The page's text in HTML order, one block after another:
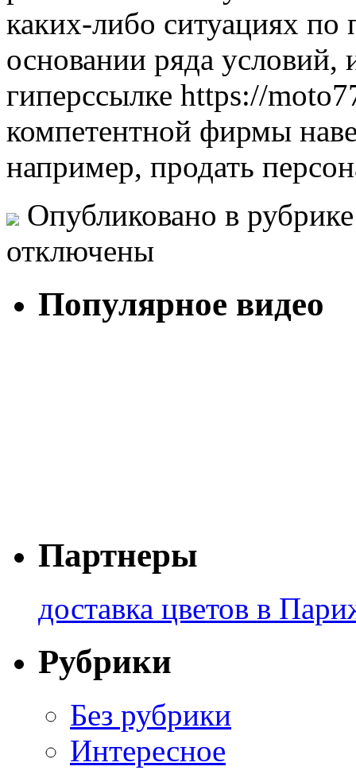
каких-либо ситуациях по
основании ряда
гиперссылке https://
компетентной фирмы
например, продать
Опубликовано в
отключены
Популярное видео
Партнеры
доставка цветов в
Рубрики
Без рубрики
Интересное